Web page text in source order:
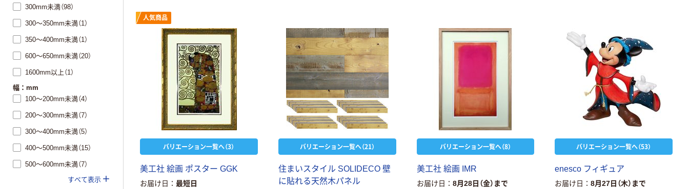
人気商品
バリエーション一覧へ（3）
美工社 絵画 ポスター GGK
お届け日 最短日
バリエーション一覧へ（21）
住まいスタイル SOLIDECO 壁
に貼れる天然木パネル
バリエーション一覧へ（8）
美工社 絵画 IMR
お届け日 8月28日（金）まで
バリエーション一覧へ（53）
enesco フィギュア
お届け日 8月27日（木）まで
300mm未満（98）
300～350mm未満（1）
350～400mm未満（1）
600～650mm未満（20）
1600mm以上（1）
幅：mm
100～200mm未満（4）
200～300mm未満（7）
300～400mm未満（5）
400～500mm未満（15）
500～600mm未満（7）
すべて表示